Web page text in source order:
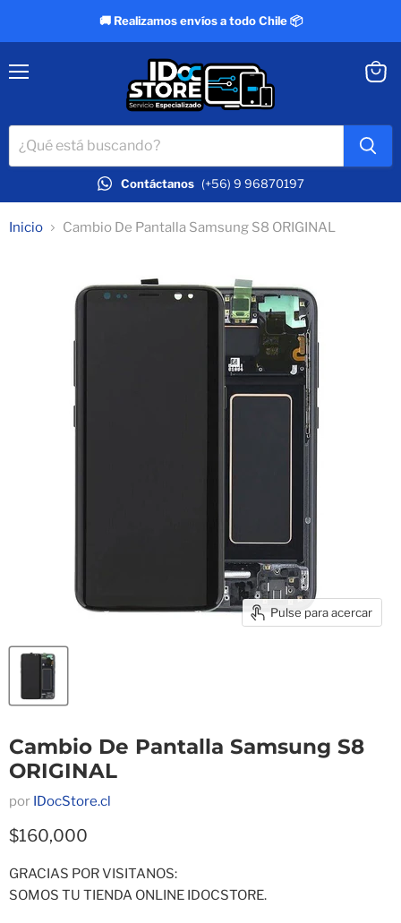
🚚 Realizamos envíos a todo Chile 📦
Contáctanos (+56) 9 96870197
Inicio Cambio De Pantalla Samsung S8 ORIGINAL
Pulse para acercar
Cambio De Pantalla Samsung S8
ORIGINAL
por IDocStore.cl
Precio actual
$160,000
GRACIAS POR VISITANOS:
SOMOS TU TIENDA ONLINE IDOCSTORE.